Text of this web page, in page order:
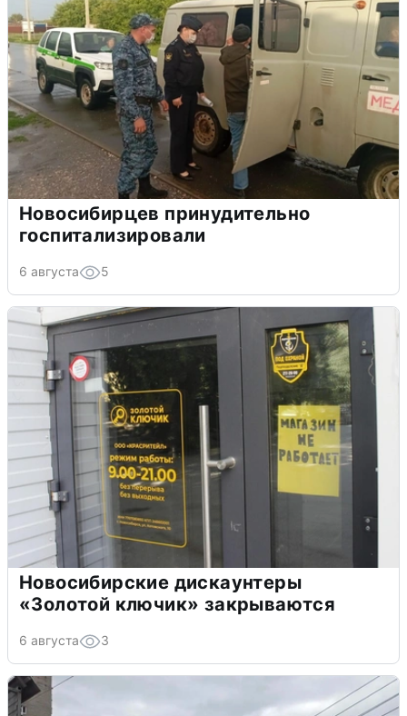
Новосибирцев принудительно
госпитализировали
6 августа 5
Новосибирские дискаунтеры
«Золотой ключик» закрываются
6 августа 3